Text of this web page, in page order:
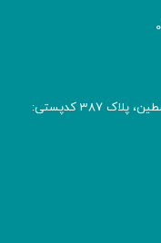
آدرس: پسـتی تهران، خیابان طالقانی، میدان فلسطین، پلاک 387 کدپستی: